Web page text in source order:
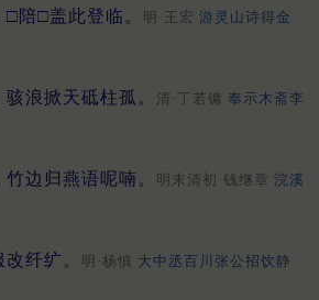
陪□盖此登临。 明·王宏 游灵山诗得金
浪掀天砥柱孤。
清·丁若镛 奉示木斋李
边归燕语呢喃。
明末清初·钱继章 浣溪
纤纩。
明·杨慎 大中丞百川张公招饮静